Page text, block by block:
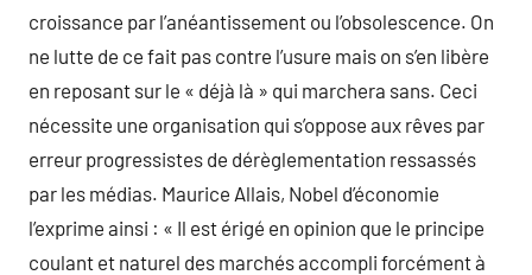
croissance par l’anéantissement ou l’obsolescence. On
ne lutte de ce fait pas contre l’usure mais on s’en libère
en reposant sur le « déjà là » qui marchera sans. Ceci
nécessite une organisation qui s’oppose aux rêves par
erreur progressistes de dérèglementation ressassés
par les médias. Maurice Allais, Nobel d’économie
l’exprime ainsi : « Il est érigé en opinion que le principe
coulant et naturel des marchés accompli forcément à